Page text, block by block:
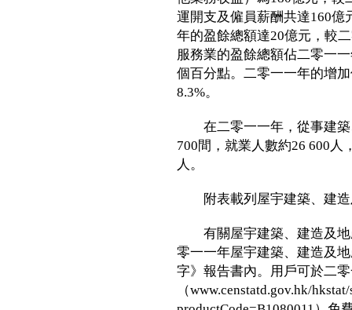
運開支及僱員薪酬共達160億
年的盈餘總額達20億元，較
服務業的盈餘總額佔二零一
個百分點。二零一一年的增
8.3%。
在二零一一年，從事建築
700間，就業人數約26 600人
人。
附表載列屋宇建築、建造
有關屋宇建築、建造及地
零一一年屋宇建築、建造及
字》報告書內。用戶可於二
（www.censtatd.gov.hk/